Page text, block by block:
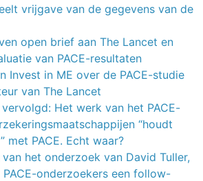
vrijgave van de gegevens van de
open brief aan The Lancet en
van PACE-resultaten
Invest in ME over de PACE-studie
van The Lancet
Het werk van het PACE-
“houdt
met PACE. Echt waar?
het onderzoek van David Tuller,
onderzoekers een follow-